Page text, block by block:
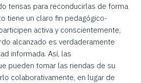
tensas para reconducirlas de forma
tiene un claro fin pedagógico-
activa y conscientemente,
alcanzado es verdaderamente
informada. Así, las
pueden tomar las riendas de su
colaborativamente, en lugar de